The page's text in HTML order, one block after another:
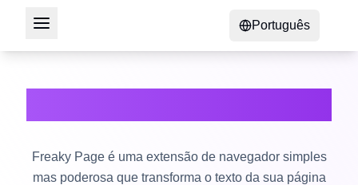
Português
Freaky Page é uma extensão de navegador simples
mas poderosa que transforma o texto da sua página